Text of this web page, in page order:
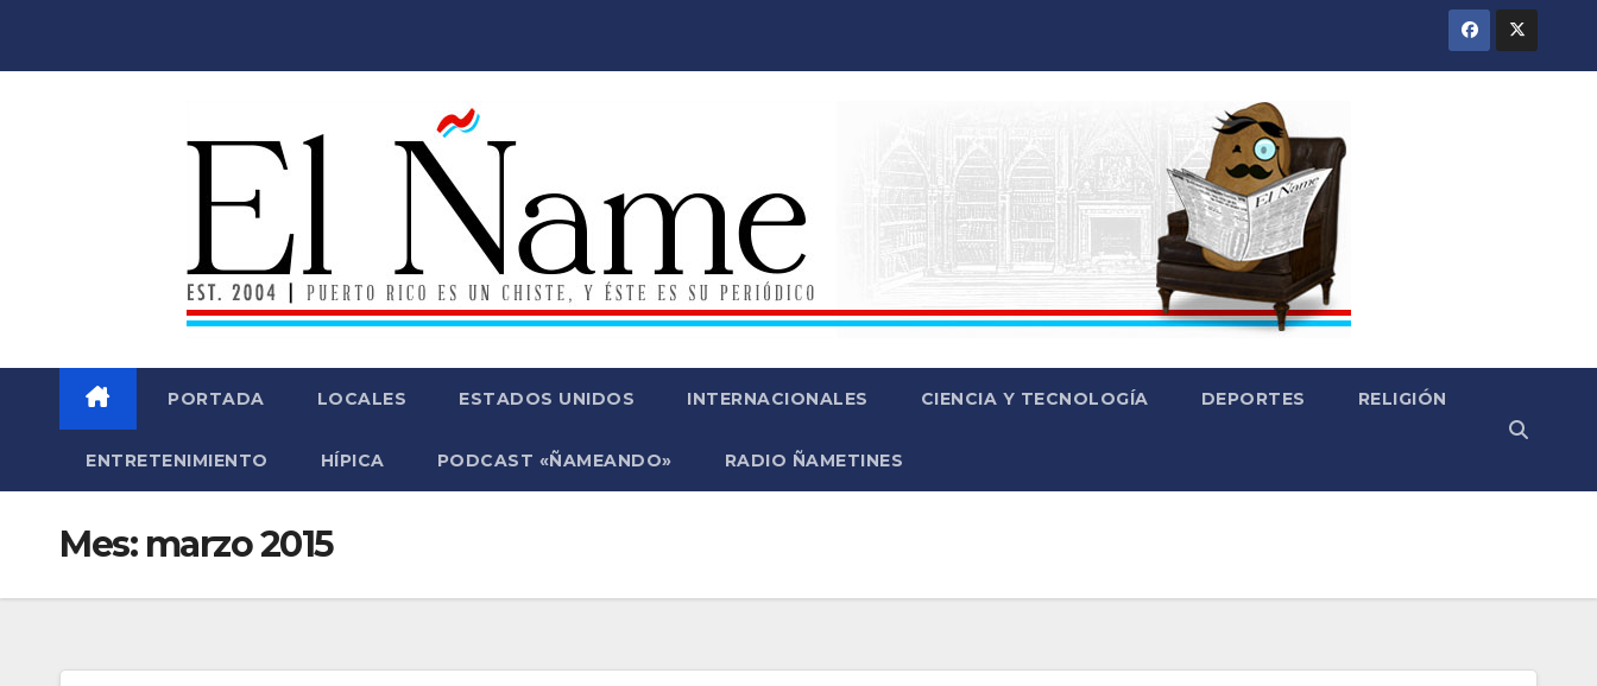
PORTADA LOCALES ESTADOS UNIDOS INTERNACIONALES CIENCIA Y TECNOLOGÍA DEPORTES RELIGIÓN
ENTRETENIMIENTO HÍPICA PODCAST «ÑAMEANDO» RADIO ÑAMETINES
Mes: marzo 2015